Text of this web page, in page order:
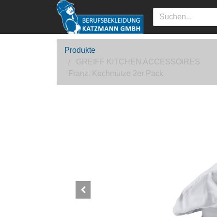
Produkte
GREIFF KITCHEN ACCESSOIRES
Franz. Kochmütze 2er Pack